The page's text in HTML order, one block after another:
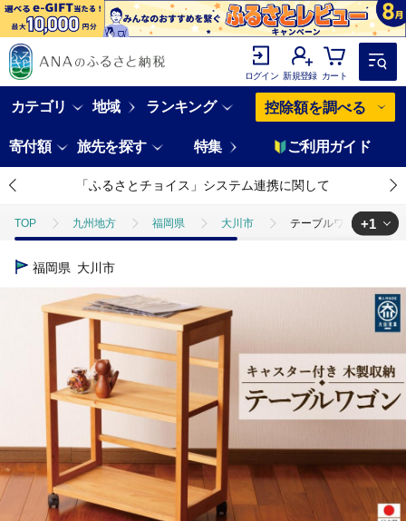
ログイン 新規登録 カート
カテゴリ 地域 ランキング 控除額を調べる
寄付額 旅先を探す 特集 ご利用ガイド
「ふるさとチョイス」システム連携に関して
TOP 九州地方 福岡県 大川市 テーブルワゴン デス
TOP
+1
福岡県 大川市